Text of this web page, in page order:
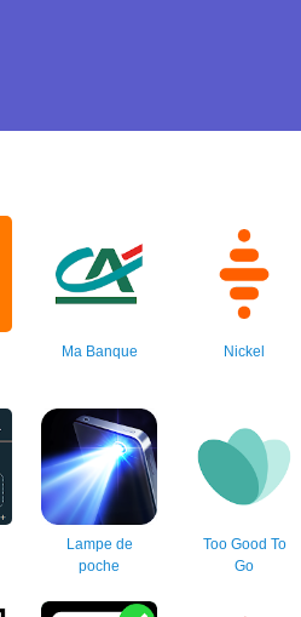
Ma Banque Nickel
Lampe de
poche
Too Good To
Go